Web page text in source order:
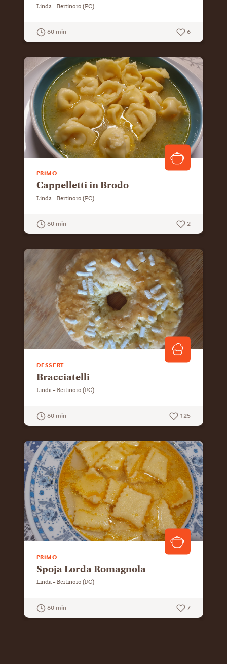
Linda – Bertinoro (FC)
60 min 6
PRIMO
Cappelletti in Brodo
Linda – Bertinoro (FC)
60 min 2
DESSERT
Bracciatelli
Linda – Bertinoro (FC)
60 min 125
PRIMO
Spoja Lorda Romagnola
Linda – Bertinoro (FC)
60 min 7